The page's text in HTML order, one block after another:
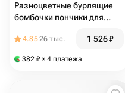
Разноцветные бурлящие
бомбочки пончики для
наборе
4.8526 тыс. 1 526₽
382 ₽ × 4 платежа